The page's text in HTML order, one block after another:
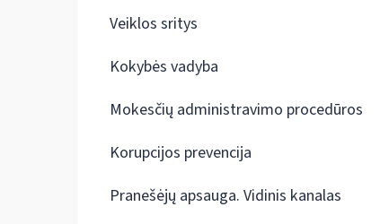
Veiklos sritys
Kokybės vadyba
Mokesčių administravimo procedūros
Korupcijos prevencija
Pranešėjų apsauga. Vidinis kanalas